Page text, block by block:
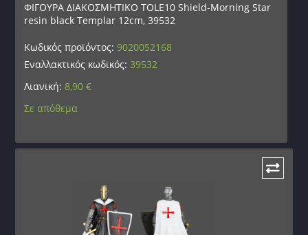
ΦΙΓΟΥΡΑ ΔΙΑΚΟΣΜΗΤΙΚΟ TOLE10 Shield-Morning Star
resin black Templar 12cm, 39532
Κωδικός προϊόντος:9020052168
Εναλλακτικός κωδικός: 39532
Λιανική:8,90€
Σε απόθεμα